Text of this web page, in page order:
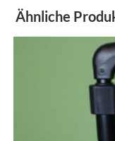
Ähnliche